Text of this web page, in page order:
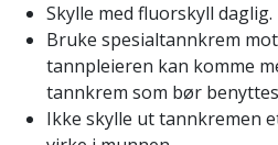
Skylle med fluorskyll daglig.
Bruke spesialtannkrem
tannpleieren kan komme
tannkrem som bør
Ikke skylle ut tannkremen